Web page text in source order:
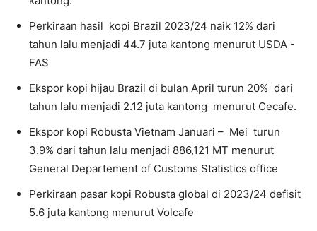
Perkiraan hasil kopi Brazil 2023/24 naik 12% dari
tahun lalu menjadi 44.7 juta kantong menurut USDA -
FAS
Ekspor kopi hijau Brazil di bulan April turun 20% dari
tahun lalu menjadi 2.12 juta kantong menurut Cecafe.
Ekspor kopi Robusta Vietnam Januari – Mei turun
3.9% dari tahun lalu menjadi 886,121 MT menurut
General Departement of Customs Statistics office
Perkiraan pasar kopi Robusta global di 2023/24 defisit
5.6 juta kantong menurut Volcafe